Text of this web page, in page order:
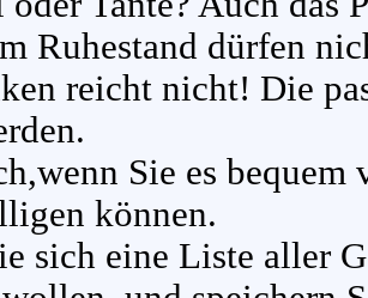
Ruhestand dürfen
reicht nicht! Die
Sie es bequem
können.
sich eine Liste aller